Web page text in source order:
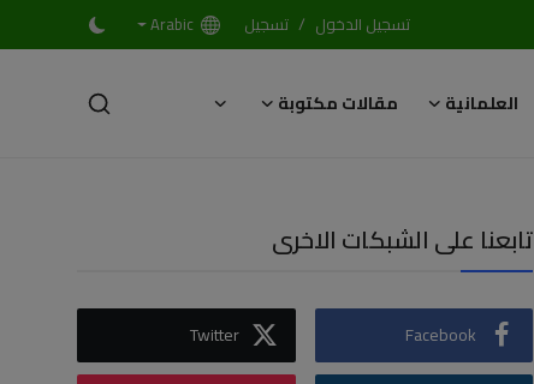
تسجيل الدخول / تسجيل Arabic
العلمانية
مقالات مكتوبة
تابعنا على الشبكات الاخرى
Facebook
Twitter